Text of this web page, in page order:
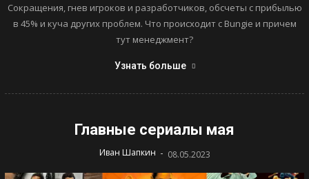
Сокращения, гнев игроков и разработчиков, обсчеты с прибылью
в 45% и куча других проблем. Что происходит с Bungie и причем
тут менеджмент?
Узнать больше
Главные сериалы мая
Иван Шапкин - 08.05.2023